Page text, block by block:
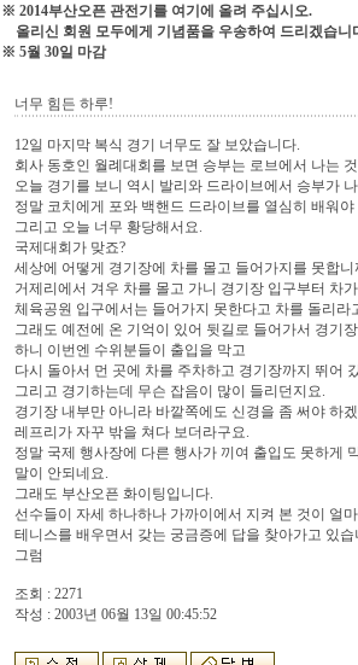
※ 2014부산오픈 관전기를 여기에 올려 주십시오.
올리신 회원 모두에게 기념품을 우송하여 드리겠습니
※ 5월 30일 마감
너무 힘든 하루!
12일 마지막 복식 경기 너무도 잘 보았습니다.
회사 동호인 월례대회를 보면 승부는 로브에서 나는
오늘 경기를 보니 역시 발리와 드라이브에서 승부가
정말 코치에게 포와 백핸드 드라이브를 열심히 배워야
그리고 오늘 너무 황당해서요.
국제대회가 맞죠?
세상에 어떻게 경기장에 차를 몰고 들어가지를 못합니
거제리에서 겨우 차를 몰고 가니 경기장 입구부터 차
체육공원 입구에서는 들어가지 못한다고 차를 돌리라
그래도 예전에 온 기억이 있어 뒷길로 들어가서 경기
하니 이번엔 수위분들이 출입을 막고
다시 돌아서 먼 곳에 차를 주차하고 경기장까지 뛰어
그리고 경기하는데 무슨 잡음이 많이 들리던지요.
경기장 내부만 아니라 바깥쪽에도 신경을 좀 써야 하
레프리가 자꾸 밖을 쳐다 보더라구요.
정말 국제 행사장에 다른 행사가 끼여 출입도 못하게
말이 안되네요.
그래도 부산오픈 화이팅입니다.
선수들이 자세 하나하나 가까이에서 지켜 본 것이 얼
테니스를 배우면서 갖는 궁금증에 답을 찾아가고 있습
그럼
조회 : 2271
작성 : 2003년 06월 13일 00:45:52